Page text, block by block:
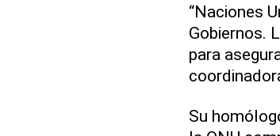
“Naciones
Gobiernos.
para
Su